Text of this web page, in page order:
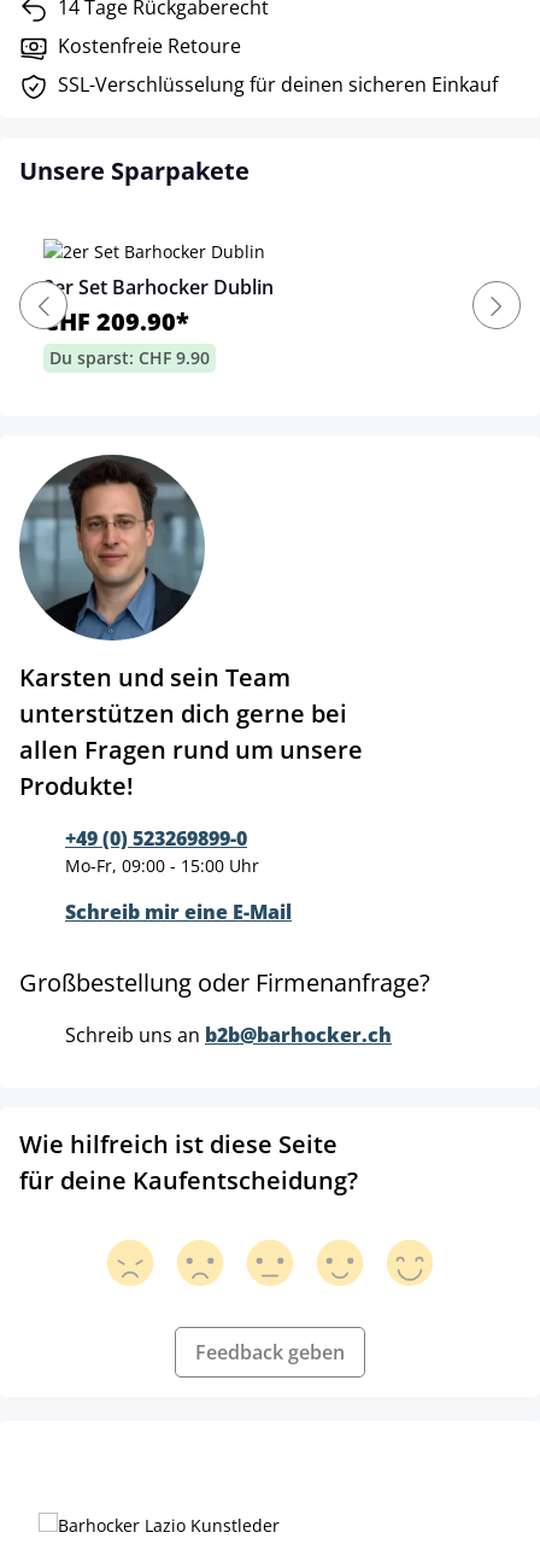
14 Tage Rückgaberecht
Kostenfreie Retoure
SSL-Verschlüsselung für deinen sicheren Einkauf
Unsere Sparpakete
2er Set Barhocker Dublin
CHF 209.90*
Du sparst: CHF 9.90
Karsten und sein Team
unterstützen dich gerne bei
allen Fragen rund um unsere
Produkte!
+49 (0) 523269899-0
Mo-Fr, 09:00 - 15:00 Uhr
Schreib mir eine E-Mail
Großbestellung oder Firmenanfrage?
Schreib uns an b2b@barhocker.ch
Wie hilfreich ist diese Seite
für deine Kaufentscheidung?
Feedback geben